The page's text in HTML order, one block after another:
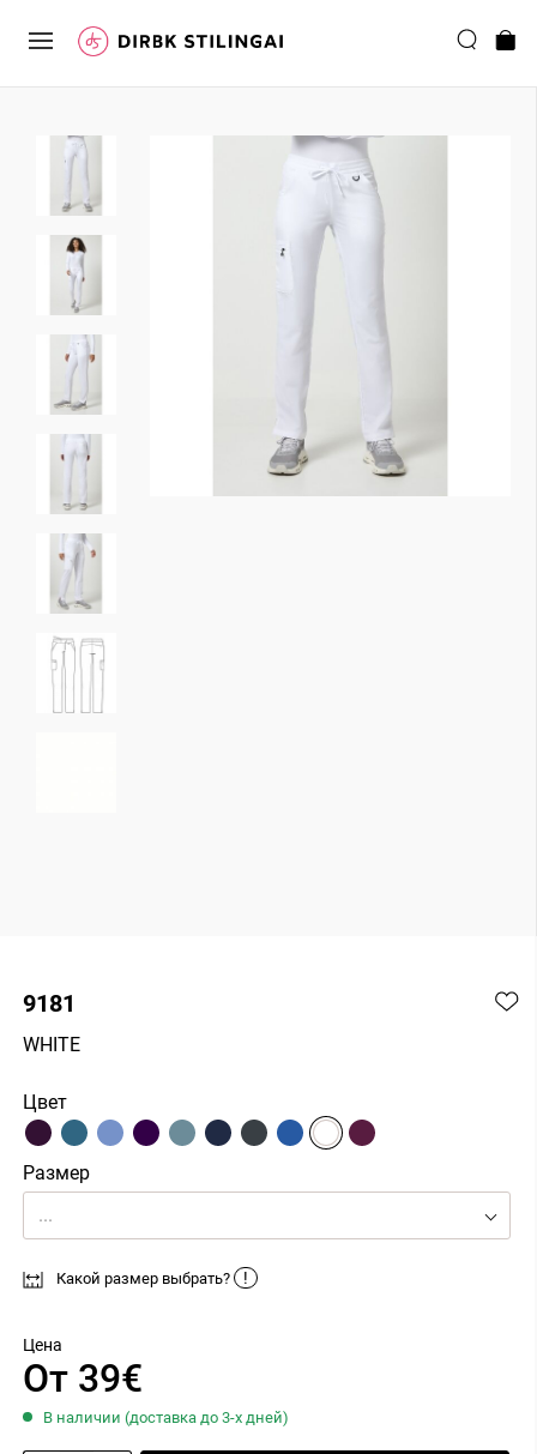
9181
WHITE
Цвет
Размер
...
Какой размер выбрать? !
Цена
От 39€
В наличии (доставка до 3-х дней)